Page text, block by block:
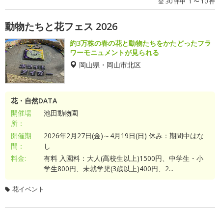
動物たちと花フェス 2026
約3万株の春の花と動物たちをかたどったフラ
ワーモニュメントが見られる
岡山県・岡山市北区
花・自然DATA
開催場
所：
池田動物園
開催期
間：
2026年2月27日(金)～4月19日(日) 休み：期間中はな
し
料金:
有料 入園料：大人(高校生以上)1500円、中学生・小
学生800円、未就学児(3歳以上)400円、2...
花イベント